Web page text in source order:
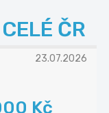
CELÉ ČR
23.07.2026
Kč